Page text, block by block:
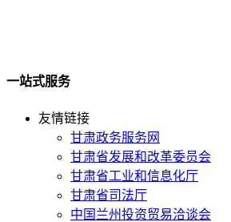
一站式服务
友情链接
甘肃政务服务网
甘肃省发展和改革委员会
甘肃省工业和信息化厅
甘肃省司法厅
中国兰州投资贸易洽谈会